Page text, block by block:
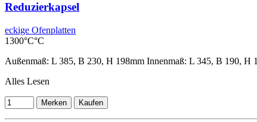
Reduzierkapsel
eckige Ofenplatten
1300°C°C
Außenmaß: L 385, B 230, H 198mm Innenmaß: L 345, B 190, H
Alles Lesen
Merken Kaufen